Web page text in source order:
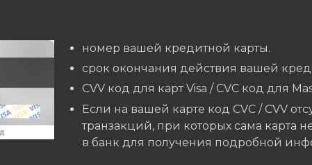
номер вашей кредитной карты.
cрок окончания действия вашей
CVV код для карт Visa / CVC код для
Если на вашей карте код CVC / CVV
транзакций, при которых сама карта
в банк для получения подробной